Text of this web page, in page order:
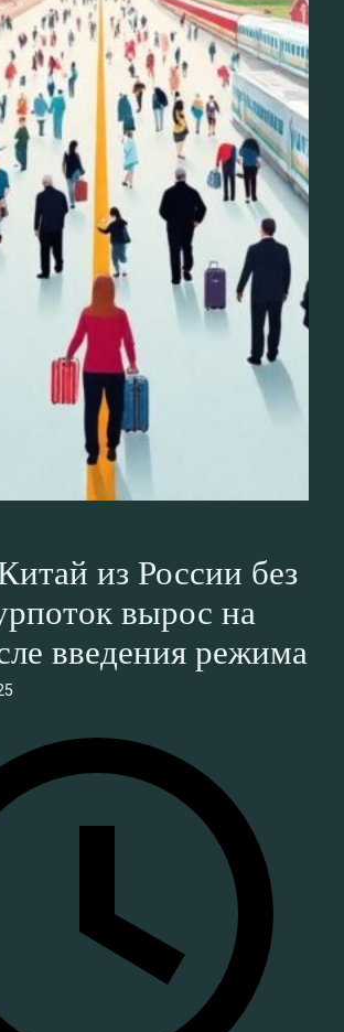
из России без
вырос на
введения режима